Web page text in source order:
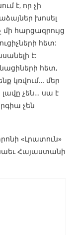
է, որ չի
խոսել
հարցազրույց
հետ:
է:
հետ,
կռվում… մեր
չեն… սա է
չեն
«Լրատուն»
Հայաստանի